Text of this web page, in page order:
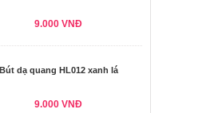
9.000 VNĐ
Bút dạ quang HL012 xanh lá
9.000 VNĐ